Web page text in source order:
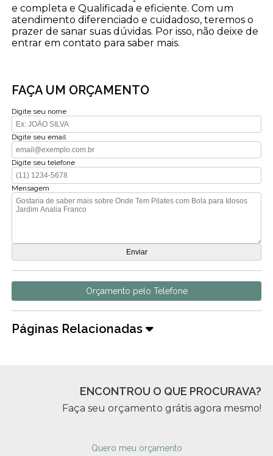
e completa e Qualificada e eficiente. Com um
atendimento diferenciado e cuidadoso, teremos o
prazer de sanar suas dúvidas. Por isso, não deixe de
entrar em contato para saber mais.
FAÇA UM ORÇAMENTO
Digite seu nome
Digite seu email
Digite seu telefone
Mensagem
Orçamento pelo Telefone
Páginas Relacionadas
ENCONTROU O QUE PROCURAVA?
Faça seu orçamento grátis agora mesmo!
Quero meu orçamento